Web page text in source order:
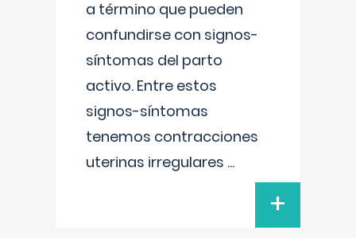
a término que pueden
confundirse con signos-
síntomas del parto
activo. Entre estos
signos-síntomas
tenemos contracciones
uterinas irregulares ...
+